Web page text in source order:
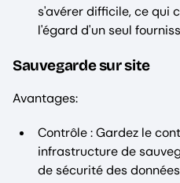
s'avérer difficile, ce qui
l'égard d'un seul
Sauvegarde sur site
Avantages:
Contrôle : Gardez le
infrastructure de
de sécurité des